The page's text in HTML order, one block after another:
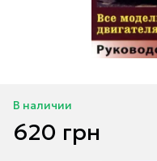
В наличии
620 грн